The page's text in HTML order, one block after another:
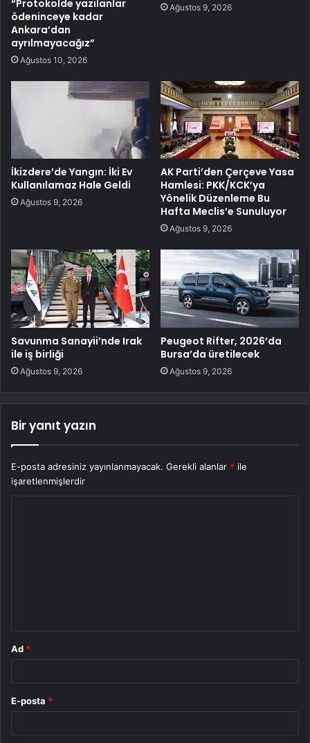
“Protokolde yazılanlar
ödeninceye kadar
Ankara’dan
ayrılmayacağız”
Ağustos 10, 2026
Ağustos 9, 2026
İkizdere’de Yangın: İki Ev
Kullanılamaz Hale Geldi
Ağustos 9, 2026
AK Parti’den Çerçeve Yasa
Hamlesi: PKK/KCK’ya
Yönelik Düzenleme Bu
Hafta Meclis’e Sunuluyor
Ağustos 9, 2026
Savunma Sanayii’nde Irak
ile iş birliği
Ağustos 9, 2026
Peugeot Rifter, 2026’da
Bursa’da üretilecek
Ağustos 9, 2026
Bir yanıt yazın
E-posta adresiniz yayınlanmayacak. Gerekli alanlar * ile
işaretlenmişlerdir
Ad *
E-posta *